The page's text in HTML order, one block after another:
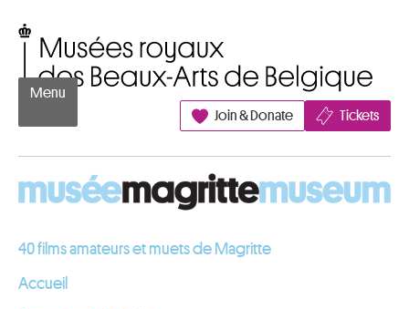
Menu
Join & Donate
Tickets
40 films amateurs et muets de Magritte
Accueil